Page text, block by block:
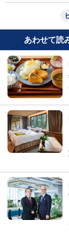
あわせて読